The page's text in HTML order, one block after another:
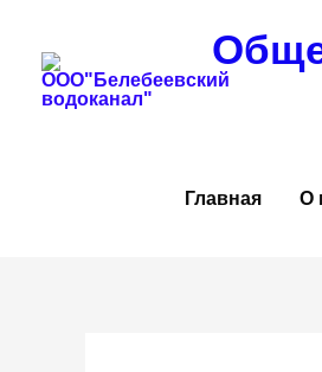
содержимому
Главная О